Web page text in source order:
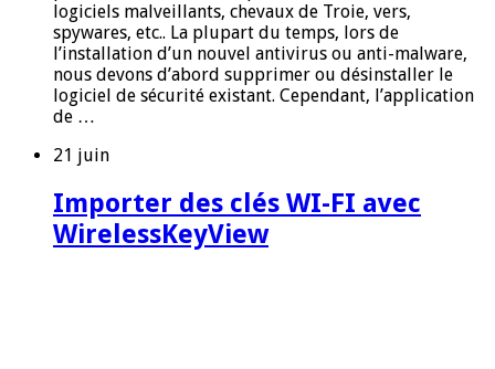
logiciels malveillants, chevaux de Troie, vers,
spywares, etc.. La plupart du temps, lors de
l’installation d’un nouvel antivirus ou anti-malware,
nous devons d’abord supprimer ou désinstaller le
logiciel de sécurité existant. Cependant, l’application
de …
21 juin
Importer des clés WI-FI avec
WirelessKeyView